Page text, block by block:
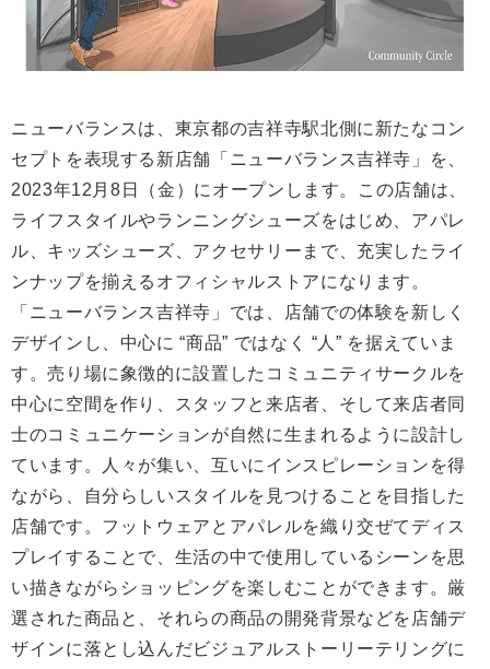
ニューバランスは、東京都の吉祥寺駅北側に新たなコン
セプトを表現する新店舗「ニューバランス吉祥寺」を、
2023年12月8日（金）にオープンします。この店舗は、
ライフスタイルやランニングシューズをはじめ、アパレ
ル、キッズシューズ、アクセサリーまで、充実したライ
ンナップを揃えるオフィシャルストアになります。
「ニューバランス吉祥寺」では、店舗での体験を新しく
デザインし、中心に “商品” ではなく “人” を据えていま
す。売り場に象徴的に設置したコミュニティサークルを
中心に空間を作り、スタッフと来店者、そして来店者同
士のコミュニケーションが自然に生まれるように設計し
ています。人々が集い、互いにインスピレーションを得
ながら、自分らしいスタイルを見つけることを目指した
店舗です。フットウェアとアパレルを織り交ぜてディス
プレイすることで、生活の中で使用しているシーンを思
い描きながらショッピングを楽しむことができます。厳
選された商品と、それらの商品の開発背景などを店舗デ
ザインに落とし込んだビジュアルストーリーテリングに